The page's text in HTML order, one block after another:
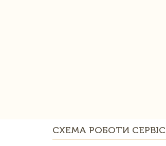
СХЕМА РОБОТИ